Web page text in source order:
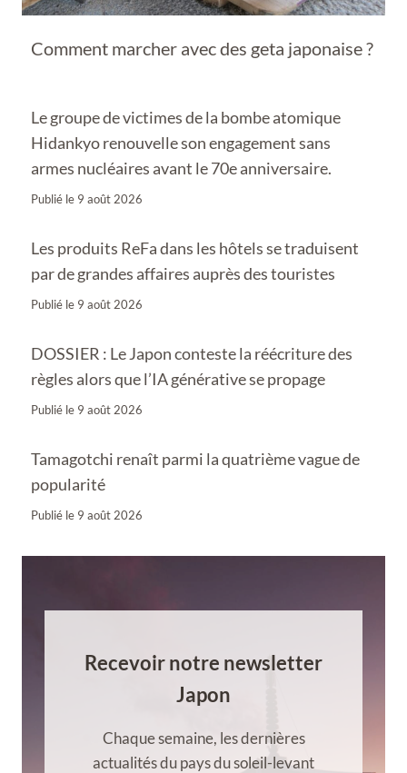
Comment marcher avec des geta japonaise ?
Le groupe de victimes de la bombe atomique
Hidankyo renouvelle son engagement sans
armes nucléaires avant le 70e anniversaire.
Publié le 9 août 2026
Les produits ReFa dans les hôtels se traduisent
par de grandes affaires auprès des touristes
Publié le 9 août 2026
DOSSIER : Le Japon conteste la réécriture des
règles alors que l’IA générative se propage
Publié le 9 août 2026
Tamagotchi renaît parmi la quatrième vague de
popularité
Publié le 9 août 2026
Recevoir notre newsletter
Japon
Chaque semaine, les dernières
actualités du pays du soleil-levant